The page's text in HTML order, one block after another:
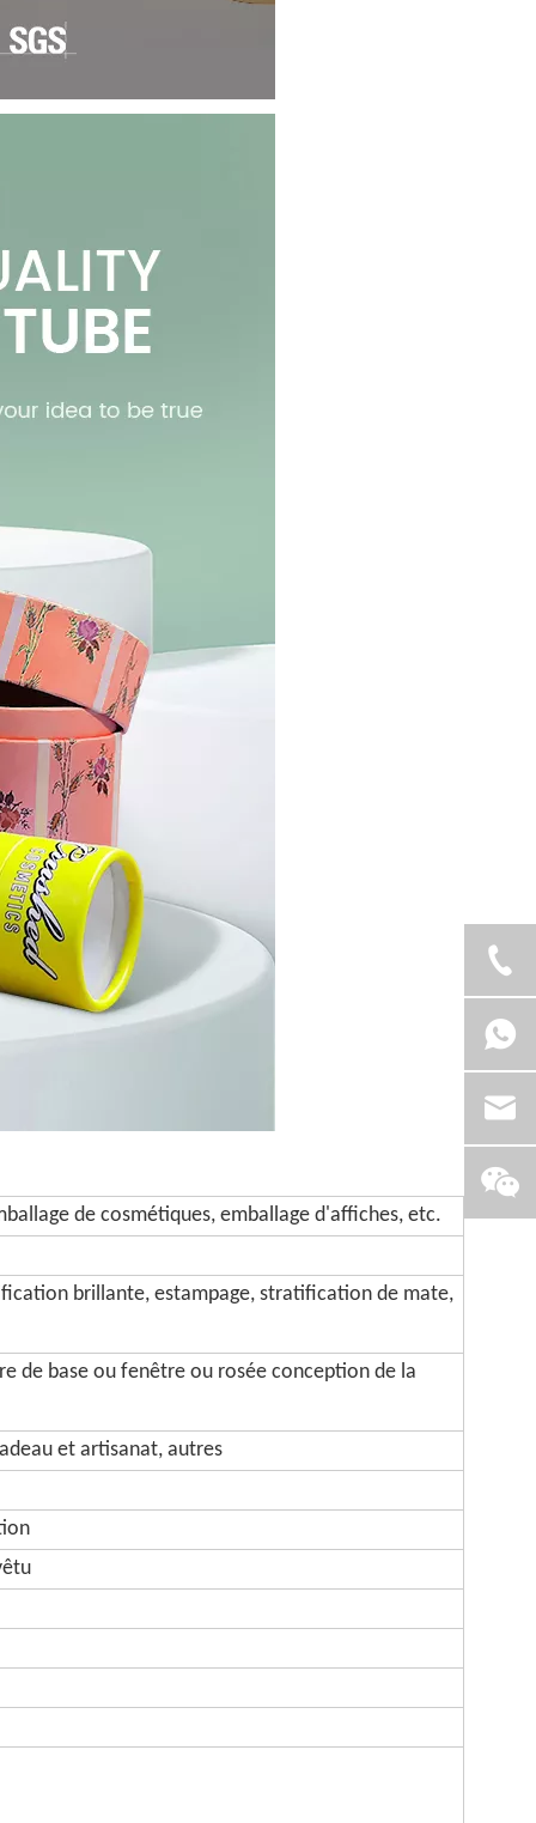
de cosmétiques, emballage d'affiches, etc.
brillante, estampage, stratification de mate,
de base ou fenêtre ou rosée conception de la
et artisanat, autres